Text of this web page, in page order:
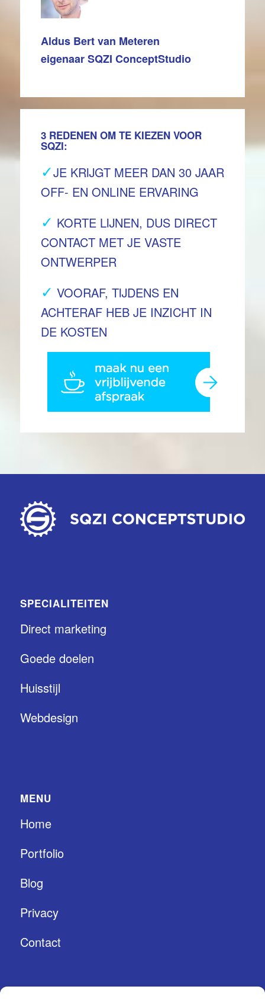
Aldus Bert van Meteren
eigenaar SQZI ConceptStudio
3 REDENEN OM TE KIEZEN VOOR
SQZI:
✓JE KRIJGT MEER DAN 30 JAAR
OFF- EN ONLINE ERVARING
✓ KORTE LIJNEN, DUS DIRECT
CONTACT MET JE VASTE
ONTWERPER
✓ VOORAF, TIJDENS EN
ACHTERAF HEB JE INZICHT IN
DE KOSTEN
SPECIALITEITEN
Direct marketing
Goede doelen
Huisstijl
Webdesign
MENU
Home
Portfolio
Blog
Privacy
Contact